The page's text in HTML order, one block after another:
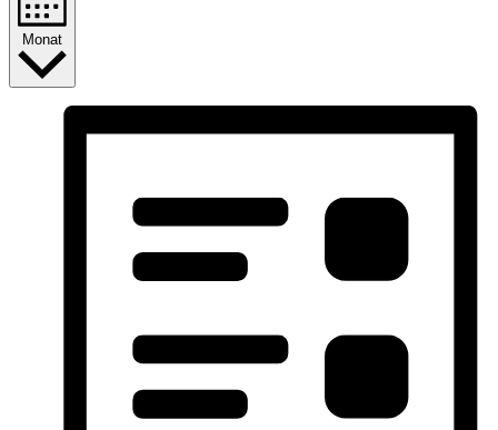
Monat